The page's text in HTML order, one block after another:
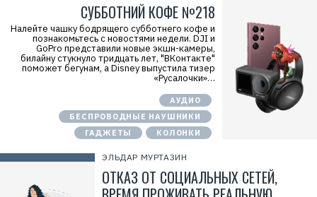
СУББОТНИЙ КОФЕ №218
Налейте чашку бодрящего субботнего кофе и
познакомьтесь с новостями недели. DJI и
GoPro представили новые экшн-камеры,
билайну стукнуло тридцать лет, "ВКонтакте"
поможет бегунам, а Disney выпустила тизер
«Русалочки»…
АУДИО
БЕСПРОВОДНЫЕ НАУШНИКИ
ГАДЖЕТЫ
КОЛОНКИ
ЭЛЬДАР МУРТАЗИН
ОТКАЗ ОТ СОЦИАЛЬНЫХ СЕТЕЙ,